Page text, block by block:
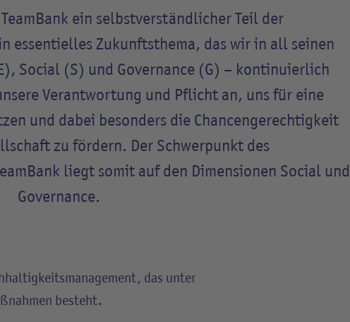
ein selbstverständlicher Teil der
essentielles Zukunftsthema, das wir in all seinen
Social(S) und Governance(G) – kontinuierlich
Verantwortung und Pflicht an, uns für eine
und dabei besonders die Chancengerechtigkeit
zu fördern. Der Schwerpunkt des
liegt somit auf den Dimensionen Social und
Governance.
das unter
besteht.